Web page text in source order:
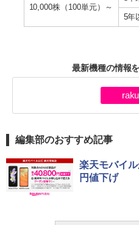
10,000株（100単元）～
5年
最新機種の情報
編集部のおすすめ記事
楽天モバイ
円値下げ